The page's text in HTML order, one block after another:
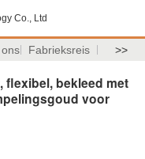
Co., Ltd
Fabrieksreis >>
flexibel, bekleed met
voor